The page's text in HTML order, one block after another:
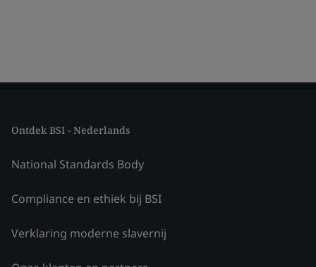
Ontdek BSI - Nederlands
National Standards Body
Compliance en ethiek bij BSI
Verklaring moderne slavernij